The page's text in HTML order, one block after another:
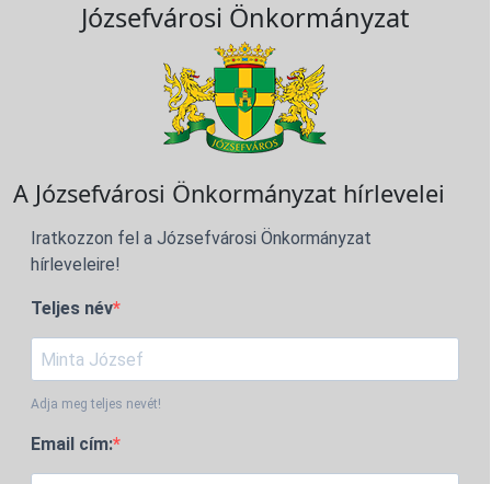
Józsefvárosi Önkormányzat
A Józsefvárosi Önkormányzat hírlevelei
Iratkozzon fel a Józsefvárosi Önkormányzat
hírleveleire!
Teljes név
Adja meg teljes nevét!
Email cím: